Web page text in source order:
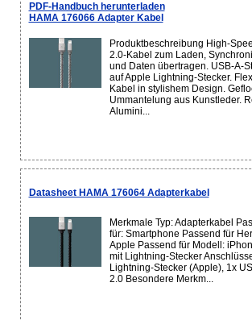
PDF-Handbuch herunterladen
HAMA 176066 Adapter Kabel
Produktbeschreibung High-
2.0-Kabel zum Laden,
und Daten übertragen. USB-A-
auf Apple Lightning-Stecker.
Kabel in stylishem Design.
Ummantelung aus Kunstleder.
Alumini...
Datasheet HAMA 176064 Adapterkabel
Merkmale Typ: Adapterkabel
für: Smartphone Passend für
Apple Passend für Modell:
mit Lightning-Stecker
Lightning-Stecker (Apple), 1x
2.0 Besondere Merkm...